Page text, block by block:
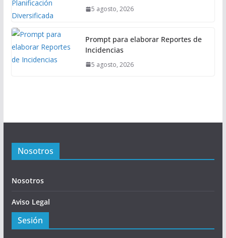
5 agosto, 2026
Prompt para elaborar Reportes de
Incidencias
5 agosto, 2026
Nosotros
Nosotros
Aviso Legal
Sesión